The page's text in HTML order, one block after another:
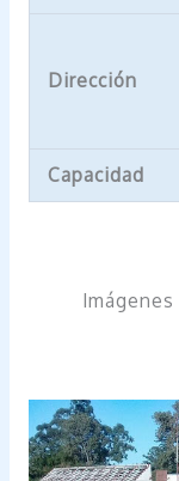
Dirección
Capacidad